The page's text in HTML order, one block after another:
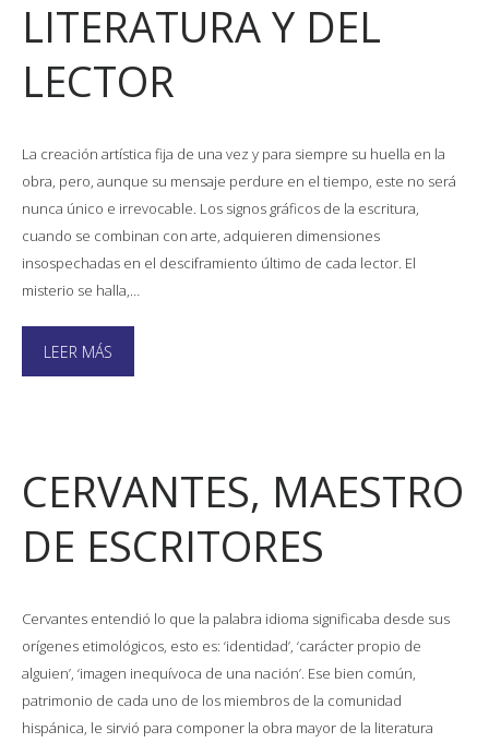
LITERATURA Y DEL
LECTOR
La creación artística fija de una vez y para siempre su huella en la
obra, pero, aunque su mensaje perdure en el tiempo, este no será
nunca único e irrevocable. Los signos gráficos de la escritura,
cuando se combinan con arte, adquieren dimensiones
insospechadas en el desciframiento último de cada lector. El
misterio se halla,…
LEER MÁS
CERVANTES, MAESTRO
DE ESCRITORES
Cervantes entendió lo que la palabra idioma significaba desde sus
orígenes etimológicos, esto es: ‘identidad’, ‘carácter propio de
alguien’, ‘imagen inequívoca de una nación’. Ese bien común,
patrimonio de cada uno de los miembros de la comunidad
hispánica, le sirvió para componer la obra mayor de la literatura